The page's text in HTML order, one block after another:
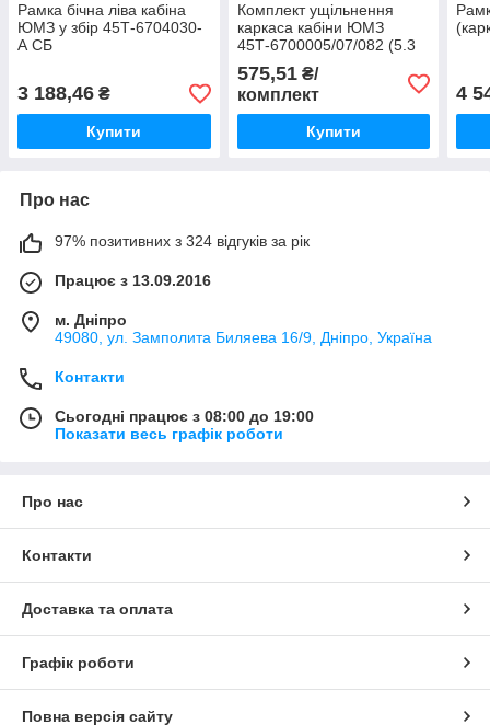
Рамка бічна ліва кабіна
ЮМЗ у збір 45Т-6704030-
А СБ
3 188,46 ₴
Купити
Комплект ущільнення
каркаса кабіни ЮМЗ
45Т-6700005/07/082 (5.3
575,51₴/
комплект
Купити
4
Про нас
97% позитивних з 324 відгуків за рік
Працює з 13.09.2016
м. Дніпро
49080, ул. Замполита Биляева 16/9, Дніпро, Україна
Контакти
Сьогодні працює з 08:00 до 19:00
Показати весь графік роботи
Про нас
Контакти
Доставка та оплата
Графік роботи
Повна версія сайту